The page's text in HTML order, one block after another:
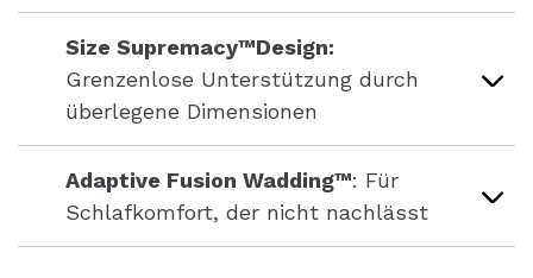
Size Supremacy™Design:
Grenzenlose Unterstützung durch
überlegene Dimensionen
Adaptive Fusion Wadding™: Für
Schlafkomfort, der nicht nachlässt